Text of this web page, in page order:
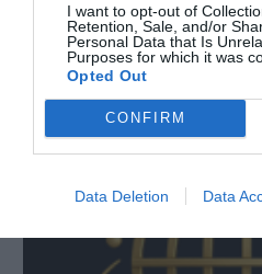
I want to opt-out of
Retention, Sale, and/or
Personal Data that Is
Purposes for which it was
Opted Out
CONFIRM
Data Deletion Data